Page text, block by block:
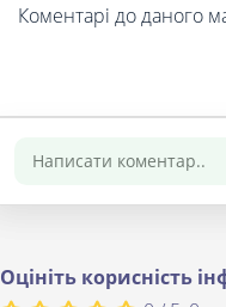
Коментарі до даного
Оцініть корисність